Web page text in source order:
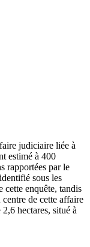
judiciaire liée à
estimé à 400
rapportées par le
sous les
cette enquête, tandis
de cette affaire
hectares, situé à